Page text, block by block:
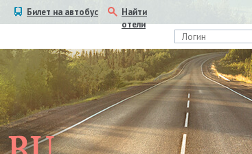
Билет на автобус
Найти
отели